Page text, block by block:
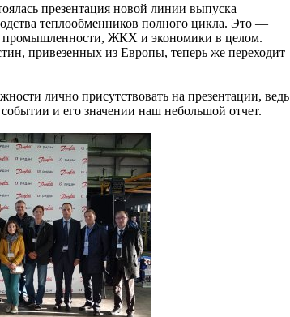
презентация новой линии выпуска
теплообменников полного цикла. Это —
промышленности, ЖКХ и экономики в целом.
привезенных из Европы, теперь же переходит
лично присутствовать на презентации, ведь
и его значении наш небольшой отчет.